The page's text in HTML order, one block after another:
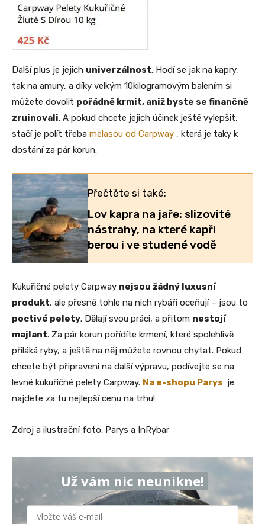
Další plus je jejich univerzálnost. Hodí se jak na kapry,
tak na amury, a díky velkým 10kilogramovým balením si
můžete dovolit pořádně krmit, aniž byste se finančně
zruinovali. A pokud chcete jejich účinek ještě vylepšit,
stačí je polít třeba melasou od Carpway , která je taky k
dostání za pár korun.
Přečtěte si také:
Lov kapra na jaře: slizovité
nástrahy, na které kapři
berou i ve studené vodě
Kukuřičné pelety Carpway nejsou žádný luxusní
produkt, ale přesně tohle na nich rybáři oceňují – jsou to
poctivé pelety. Dělají svou práci, a přitom nestojí
majlant. Za pár korun pořídíte krmení, které spolehlivě
přiláká ryby, a ještě na něj můžete rovnou chytat. Pokud
chcete být připraveni na další výpravu, podívejte se na
levné kukuřičné pelety Carpway. Na e-shopu Parys je
najdete za tu nejlepší cenu na trhu!
Zdroj a ilustrační foto: Parys a InRybar
Už vám nic neunikne!